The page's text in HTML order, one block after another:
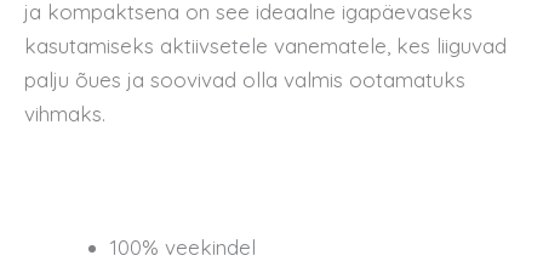
ja kompaktsena on see ideaalne igapäevaseks
kasutamiseks aktiivsetele vanematele, kes liiguvad
palju õues ja soovivad olla valmis ootamatuks
vihmaks.
100% veekindel